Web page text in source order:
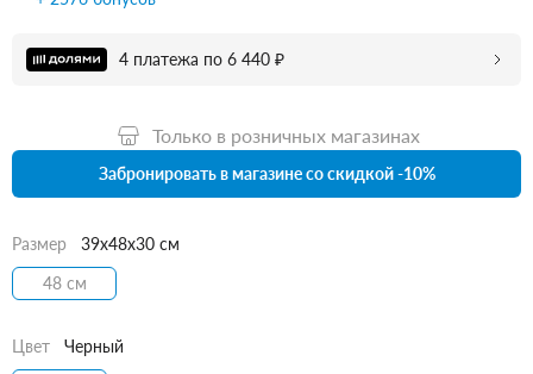
4 платежа по 6 440 ₽
Только в розничных магазинах
Забронировать в магазине со скидкой -10%
Размер
39x48x30 см
48 см
Цвет Черный